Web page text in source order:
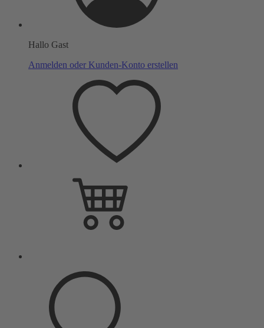
Hallo Gast
Anmelden oder Kunden-Konto erstellen